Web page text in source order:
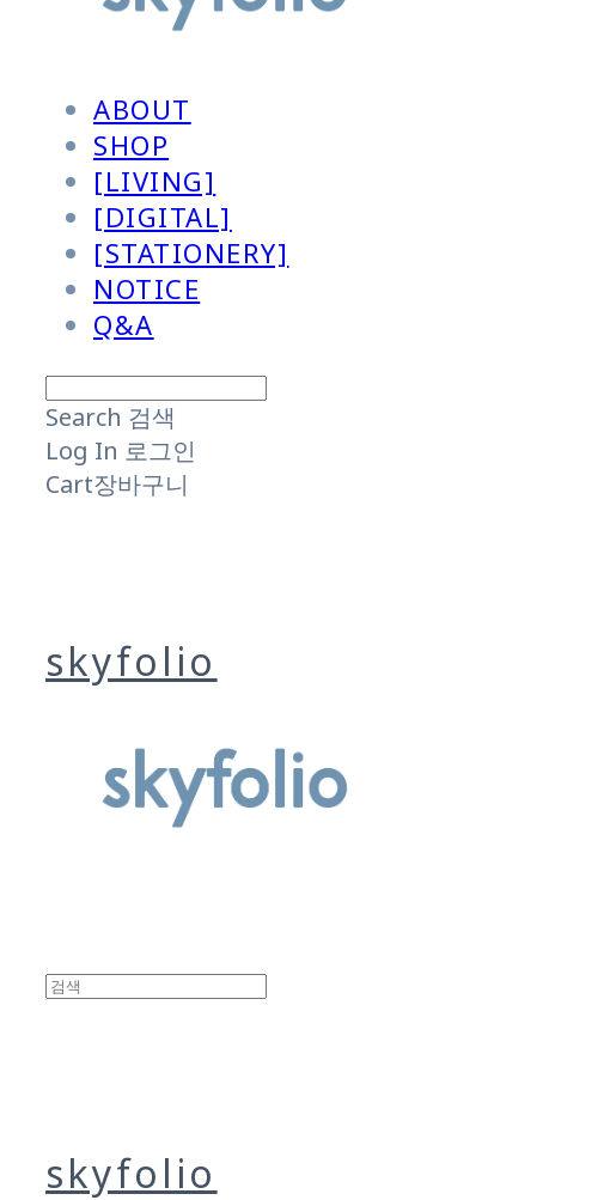
ABOUT
SHOP
[LIVING]
[DIGITAL]
[STATIONERY]
NOTICE
Q&A
Search 검색
Log In 로그인
Cart장바구니
skyfolio
skyfolio